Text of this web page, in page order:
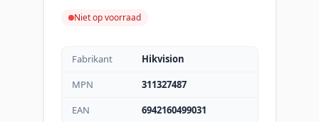
Niet op voorraad
Fabrikant
Hikvision
MPN
311327487
EAN
6942160499031